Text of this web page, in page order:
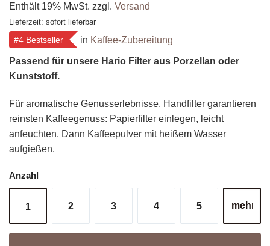
Enthält 19% MwSt. zzgl. Versand
Lieferzeit: sofort lieferbar
#4 Bestseller in Kaffee-Zubereitung
Passend für unsere Hario Filter aus Porzellan oder
Kunststoff.
Für aromatische Genusserlebnisse. Handfilter garantieren
reinsten Kaffeegenuss: Papierfilter einlegen, leicht
anfeuchten. Dann Kaffeepulver mit heißem Wasser
aufgießen.
Anzahl
1 2 3 4 5